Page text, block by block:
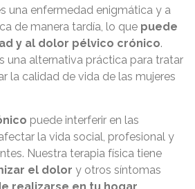
una enfermedad enigmática y a
de manera tardía, lo que puede
y al dolor pélvico crónico.
una alternativa práctica para tratar
la calidad de vida de las mujeres
puede interferir en las
la vida social, profesional y
Nuestra terapia física tiene
el dolor y otros síntomas
realizarse en tu hogar